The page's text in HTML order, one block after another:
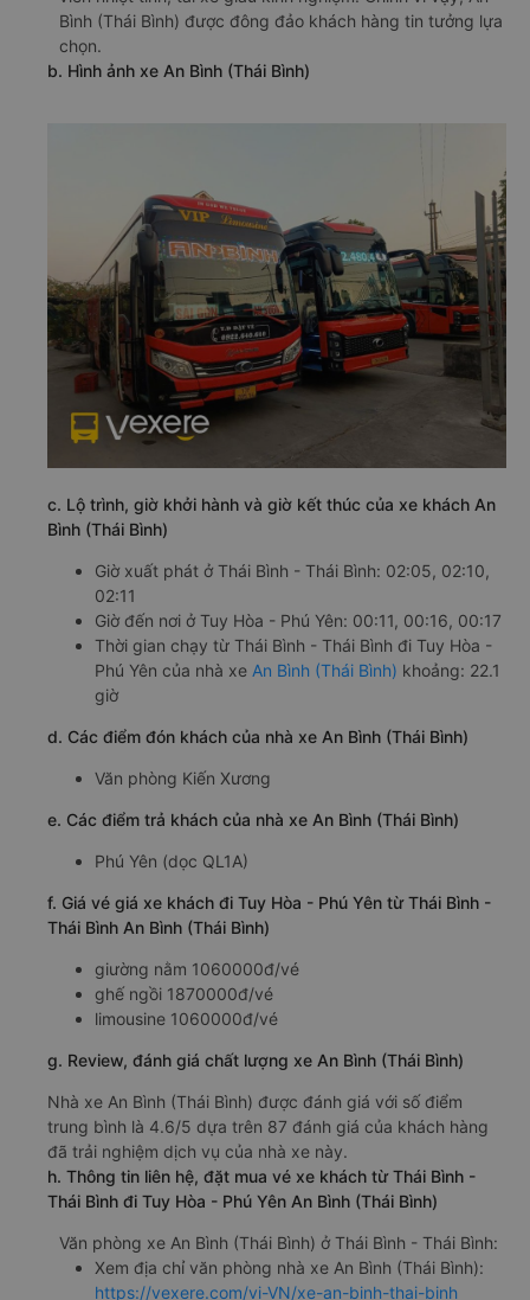
Bình (Thái Bình) được đông đảo khách hàng tin tưởng lựa
chọn.
b. Hình ảnh xe An Bình (Thái Bình)
c. Lộ trình, giờ khởi hành và giờ kết thúc của xe khách An
Bình (Thái Bình)
Giờ xuất phát ở Thái Bình - Thái Bình: 02:05, 02:10,
02:11
Giờ đến nơi ở Tuy Hòa - Phú Yên: 00:11, 00:16, 00:17
Thời gian chạy từ Thái Bình - Thái Bình đi Tuy Hòa -
Phú Yên của nhà xe An Bình (Thái Bình) khoảng: 22.1
giờ
d. Các điểm đón khách của nhà xe An Bình (Thái Bình)
Văn phòng Kiến Xương
e. Các điểm trả khách của nhà xe An Bình (Thái Bình)
Phú Yên (dọc QL1A)
f. Giá vé giá xe khách đi Tuy Hòa - Phú Yên từ Thái Bình -
Thái Bình An Bình (Thái Bình)
giường nằm 1060000đ/vé
ghế ngồi 1870000đ/vé
limousine 1060000đ/vé
g. Review, đánh giá chất lượng xe An Bình (Thái Bình)
Nhà xe An Bình (Thái Bình) được đánh giá với số điểm
trung bình là 4.6/5 dựa trên 87 đánh giá của khách hàng
đã trải nghiệm dịch vụ của nhà xe này.
h. Thông tin liên hệ, đặt mua vé xe khách từ Thái Bình -
Thái Bình đi Tuy Hòa - Phú Yên An Bình (Thái Bình)
Văn phòng xe An Bình (Thái Bình) ở Thái Bình - Thái Bình:
Xem địa chỉ văn phòng nhà xe An Bình (Thái Bình):
https://vexere.com/vi-VN/xe-an-binh-thai-binh